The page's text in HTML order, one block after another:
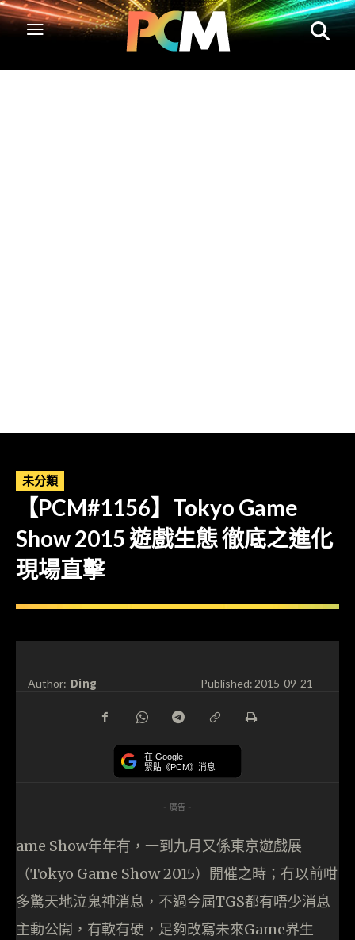
未分類
【PCM#1156】Tokyo Game
Show 2015 遊戲生態 徹底之進化
現場直擊
Author: Ding Published:2015-09-21
在 Google
緊貼《PCM》消息
- 廣告 -
ame Show年年有，一到九月又係東京遊戲展
（Tokyo Game Show 2015）開催之時；冇以前咁
多驚天地泣鬼神消息，不過今屆TGS都有唔少消息
主動公開，有軟有硬，足夠改寫未來Game界生